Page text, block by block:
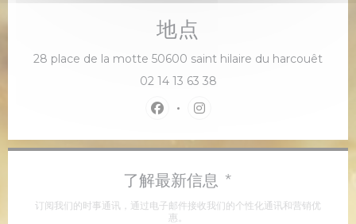
地点
28 place de la motte 50600 saint hilaire du harcouêt
02 14 13 63 38
Facebook ((在新窗口中打开))
Instagram ((在新窗口中打
了解最新信息 *
订阅我们的时事通讯，通过电子邮件接收我们的个性化通讯和营销优
惠。